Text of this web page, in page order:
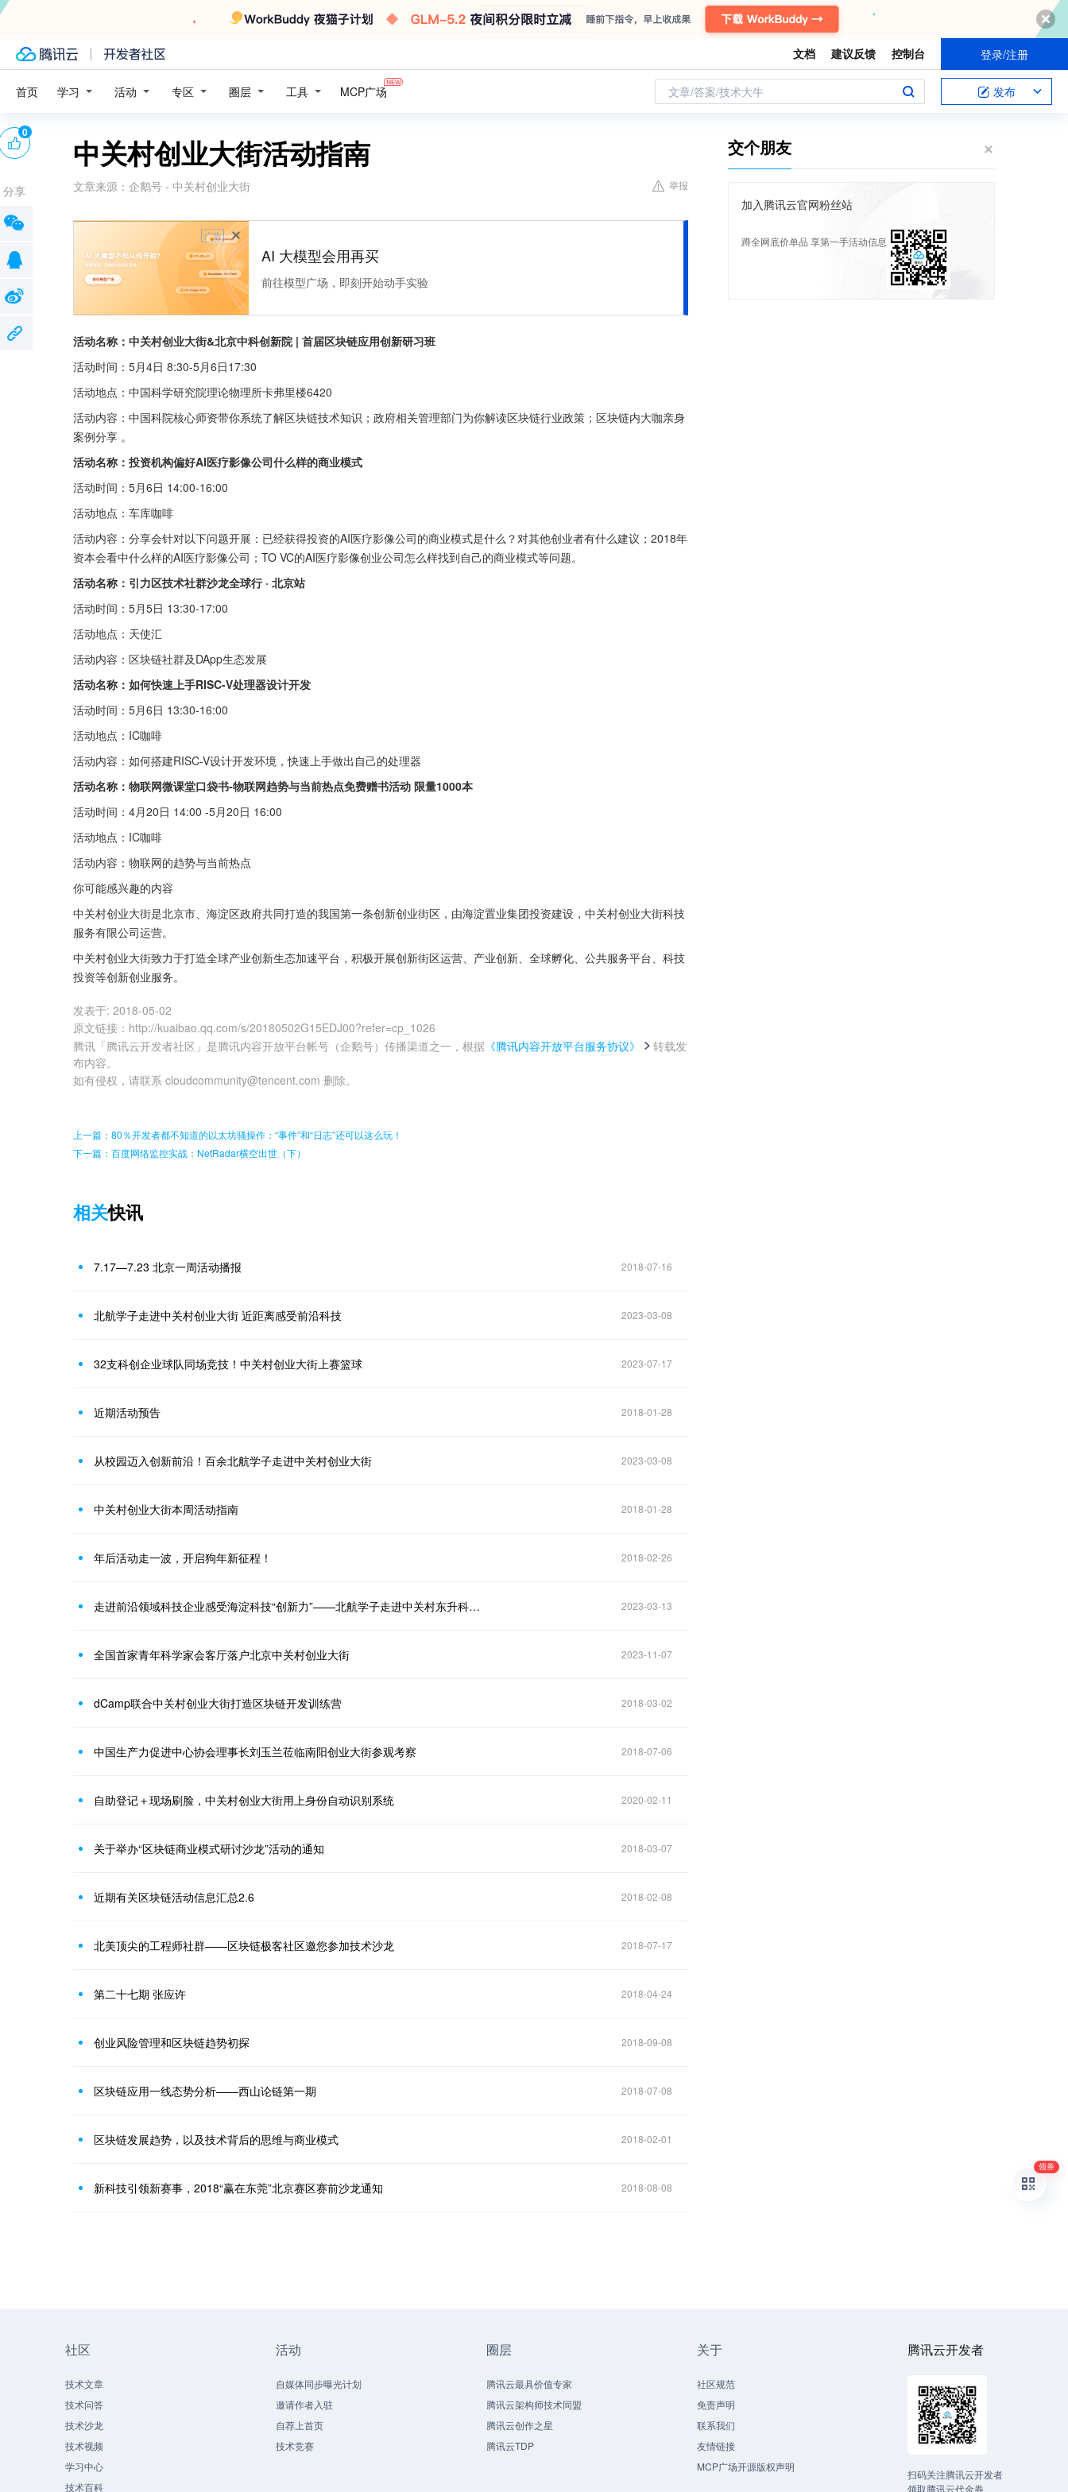
文档 建议反馈 控制台 登录/注册
首页 学习 活动 专区 圈层 工具 MCP广场 文章/答案/技术大牛 发布
中关村创业大街活动指南
文章来源： 企鹅号 - 中关村创业大街 举报
广告
AI 大模型会用再买
前往模型广场，即刻开始动手实验
活动名称：中关村创业大街&北京中科创新院 | 首届区块链应用创新研习班
活动时间：5月4日 8:30-5月6日17:30
活动地点：中国科学研究院理论物理所卡弗里楼6420
活动内容：中国科院核心师资带你系统了解区块链技术知识；政府相关管理部门为你解读区块链行业政策；区块链内大咖亲身
案例分享 。
活动名称：投资机构偏好AI医疗影像公司什么样的商业模式
活动时间：5月6日 14:00-16:00
活动地点：车库咖啡
活动内容：分享会针对以下问题开展：已经获得投资的AI医疗影像公司的商业模式是什么？对其他创业者有什么建议；2018年
资本会看中什么样的AI医疗影像公司；TO VC的AI医疗影像创业公司怎么样找到自己的商业模式等问题。
活动名称：引力区技术社群沙龙全球行 · 北京站
活动时间：5月5日 13:30-17:00
活动地点：天使汇
活动内容：区块链社群及DApp生态发展
活动名称：如何快速上手RISC-V处理器设计开发
活动时间：5月6日 13:30-16:00
活动地点：IC咖啡
活动内容：如何搭建RISC-V设计开发环境，快速上手做出自己的处理器
活动名称：物联网微课堂口袋书-物联网趋势与当前热点免费赠书活动 限量1000本
活动时间：4月20日 14:00 -5月20日 16:00
活动地点：IC咖啡
活动内容：物联网的趋势与当前热点
你可能感兴趣的内容
中关村创业大街是北京市、海淀区政府共同打造的我国第一条创新创业街区，由海淀置业集团投资建设，中关村创业大街科技
服务有限公司运营。
中关村创业大街致力于打造全球产业创新生态加速平台，积极开展创新街区运营、产业创新、全球孵化、公共服务平台、科技
投资等创新创业服务。
发表于: 2018-05-02
原文链接 ： http://kuaibao.qq.com/s/20180502G15EDJ00?refer=cp_1026
腾讯「腾讯云开发者社区」是腾讯内容开放平台帐号（企鹅号）传播渠道之一，根据 《腾讯内容开放平台服务协议》
转载发
布内容。
如有侵权，请联系 cloudcommunity@tencent.com 删除。
0
分享
上一篇：80％开发者都不知道的以太坊骚操作：“事件”和“日志”还可以这么玩！
下一篇：百度网络监控实战：NetRadar横空出世（下）
相关快讯
7.17—7.23 北京一周活动播报 2018-07-16
北航学子走进中关村创业大街 近距离感受前沿科技 2023-03-08
32支科创企业球队同场竞技！中关村创业大街上赛篮球 2023-07-17
近期活动预告 2018-01-28
从校园迈入创新前沿！百余北航学子走进中关村创业大街 2023-03-08
中关村创业大街本周活动指南 2018-01-28
年后活动走一波，开启狗年新征程！ 2018-02-26
走进前沿领域科技企业感受海淀科技“创新力”——北航学子走进中关村东升科技园、中关村创业大街 2023-03-13
全国首家青年科学家会客厅落户北京中关村创业大街 2023-11-07
dCamp联合中关村创业大街打造区块链开发训练营 2018-03-02
中国生产力促进中心协会理事长刘玉兰莅临南阳创业大街参观考察 2018-07-06
自助登记＋现场刷脸，中关村创业大街用上身份自动识别系统 2020-02-11
关于举办“区块链商业模式研讨沙龙”活动的通知 2018-03-07
近期有关区块链活动信息汇总2.6 2018-02-08
北美顶尖的工程师社群——区块链极客社区邀您参加技术沙龙 2018-07-17
第二十七期 张应许 2018-04-24
创业风险管理和区块链趋势初探 2018-09-08
区块链应用一线态势分析——西山论链第一期 2018-07-08
区块链发展趋势，以及技术背后的思维与商业模式 2018-02-01
新科技引领新赛事，2018“赢在东莞”北京赛区赛前沙龙通知 2018-08-08
交个朋友
加入腾讯云官网粉丝站
蹲全网底价单品 享第一手活动信息
社区
技术文章
技术问答
技术沙龙
技术视频
学习中心
技术百科
活动
自媒体同步曝光计划
邀请作者入驻
自荐上首页
技术竞赛
圈层
腾讯云最具价值专家
腾讯云架构师技术同盟
腾讯云创作之星
腾讯云TDP
关于
社区规范
免责声明
联系我们
友情链接
MCP广场开源版权声明
腾讯云开发者
扫码关注腾讯云开发者
领取腾讯云代金券
领券